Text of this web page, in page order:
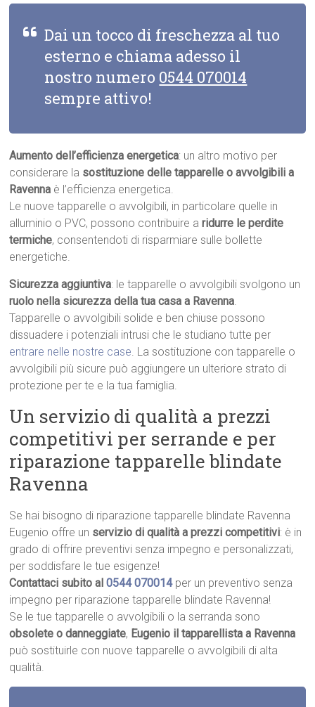
Dai un tocco di freschezza al tuo
esterno e chiama adesso il
nostro numero 0544 070014
sempre attivo!
Aumento dell’efficienza energetica: un altro motivo per
considerare la sostituzione delle tapparelle o avvolgibili a
Ravenna è l’efficienza energetica.
Le nuove tapparelle o avvolgibili, in particolare quelle in
alluminio o PVC, possono contribuire aridurre le perdite
termiche, consentendoti di risparmiare sulle bollette
energetiche.
Sicurezza aggiuntiva: le tapparelle o avvolgibili svolgono un
ruolo nella sicurezza della tua casa a Ravenna.
Tapparelle o avvolgibili solide e ben chiuse possono
dissuadere i potenziali intrusi che le studiano tutte per
entrare nelle nostre case. La sostituzione con tapparelle o
avvolgibili più sicure può aggiungere un ulteriore strato di
protezione per te e la tua famiglia.
Un servizio di qualità a prezzi
competitivi per serrande e per
riparazione tapparelle blindate
Ravenna
Se hai bisogno di riparazione tapparelle blindate Ravenna
Eugenio offre un servizio di qualità a prezzi competitivi: è in
grado di offrire preventivi senza impegno e personalizzati,
per soddisfare le tue esigenze!
Contattaci subito al0544 070014 per un preventivo senza
impegno per riparazione tapparelle blindate Ravenna!
Se le tue tapparelle o avvolgibili o la serranda sono
obsolete o danneggiate, Eugenio il tapparellista a Ravenna
può sostituirle con nuove tapparelle o avvolgibili di alta
qualità.